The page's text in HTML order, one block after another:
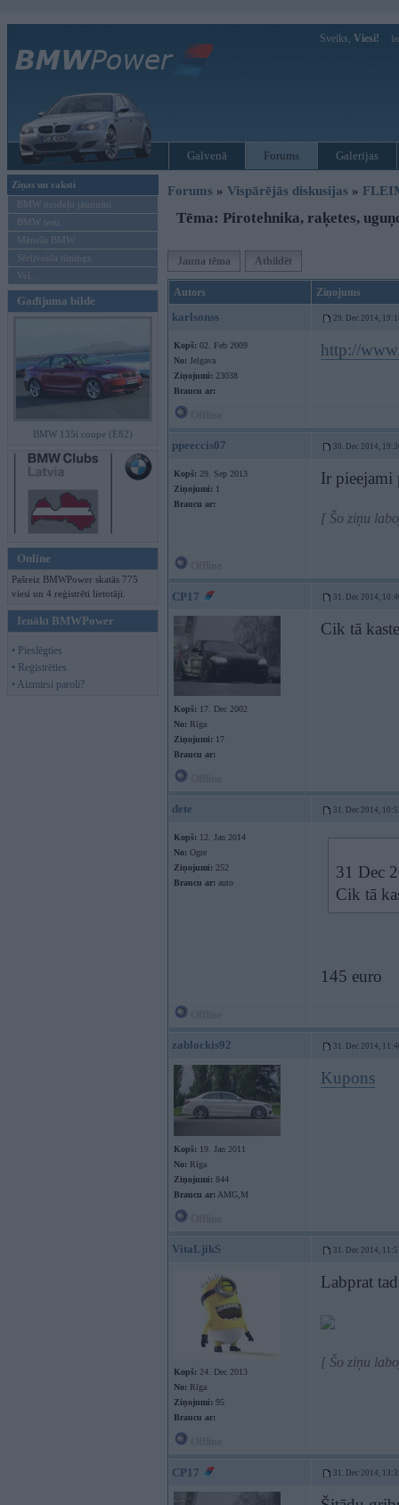
Sveiks, Viesi!
Galvenā Forums Galerijas
Ziņas un raksti
BMW modeļu jaunumi
BMW testi
Mēneša BMW
Sērijveida tūnings
Vel...
Gadījuma bilde
BMW 135i coupe (E82)
Online
Pašreiz BMWPower skatās 775
viesi un 4 reģistrēti lietotāji.
Ienākt BMWPower
• Pieslēgties
• Reģistrēties
• Aizmirsi paroli?
Forums » Vispārējās diskusijas »
Tēma: Pirotehnika, raķetes,
Jauna tēma Atbildēt
Autors Ziņojums
karlsonss 29. Dec 2014,
Kopš: 02. Feb 2009
No: Jelgava
Ziņojumi: 23038
Braucu ar:
http://
ppeeccis07 30. Dec 2014,
Kopš: 29. Sep 2013
Ziņojumi: 1
Braucu ar:
Ir pieejami
[ Šo ziņu
CP17 31. Dec 2014,
Kopš: 17. Dec 2002
No: Rīga
Ziņojumi: 17
Braucu ar:
Cik tā
dete 31. Dec 2014,
Kopš: 12. Jan 2014
No: Ogre
Ziņojumi: 252
Braucu ar: auto
31 Dec
Cik tā
145 euro
zablockis92 31. Dec 2014,
Kopš: 19. Jan 2011
No: Rīga
Ziņojumi: 844
Braucu ar: AMG,M
Kupons
VitaLjikS 31. Dec 2014,
Kopš: 24. Dec 2013
No: Rīga
Ziņojumi: 95
Braucu ar:
Labprat
[ Šo ziņu
CP17 31. Dec 2014,